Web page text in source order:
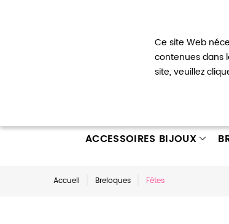
Ce site Web
contenues dans
site, veuillez
ACCESSOIRES BIJOUX
Accueil Breloques Fêtes